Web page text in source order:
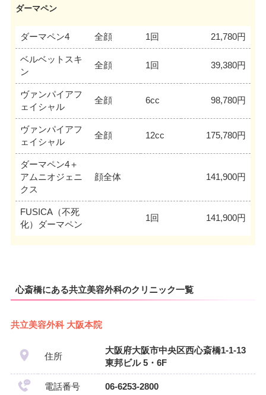
ダーマペン
ダーマペン4 全顔 1回 21,780円
ベルベットスキ
ン
全顔 1回 39,380円
ヴァンパイアフ
ェイシャル
全顔 6cc 98,780円
ヴァンパイアフ
ェイシャル
全顔 12cc 175,780円
ダーマペン4＋
アムニオジェニ
クス
顔全体 141,900円
FUSICA（不死
化）ダーマペン
1回 141,900円
心斎橋にある共立美容外科のクリニック一覧
共立美容外科 大阪本院
住所
大阪府大阪市中央区西心斎橋1-1-13
東邦ビル 5・6F
電話番号 06-6253-2800